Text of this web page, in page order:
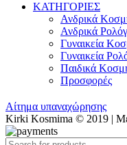
ΚΑΤΗΓΟΡΙΕΣ
Ανδρικά
Ανδρικά
Γυναικεία
Γυναικεία
Παιδικά
Προσφορές
Αίτημα υπαναχώρησης
Kirki Kosmima © 2019 | Με